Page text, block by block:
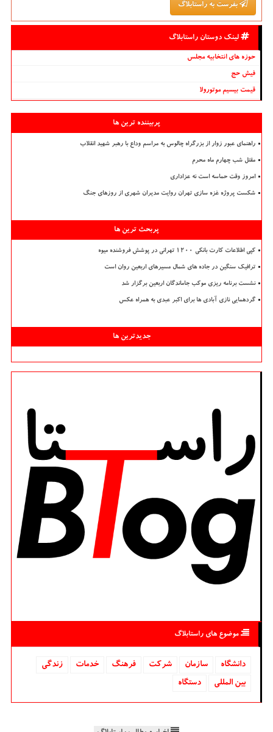
بفرست به راستابلاگ
لینک دوستان راستابلاگ
حوزه های انتخابیه مجلس
فیش حج
قیمت بیسیم موتورولا
پربیننده ترین ها
راهنمای عبور زوار از بزرگراه چالوس به مراسم وداع با رهبر شهید انقلاب
مقتل شب چهارم ماه محرم
امروز وقت حماسه است نه عزاداری
شکست پروژه غزه سازی تهران روایت مدیران شهری از روزهای جنگ
پربحث ترین ها
کپی اطلاعات کارت بانکی ۱۲۰۰ تهرانی در پوشش فروشنده میوه
ترافیک سنگین در جاده های شمال مسیرهای اربعین روان است
نشست برنامه ریزی موکب جاماندگان اربعین برگزار شد
گردهمایی نازی آبادی ها برای اکبر عبدی به همراه عکس
جدیدترین ها
موضوع های راستابلاگ
دانشگاه‌ سازمان شركت فرهنگ خدمات
زندگی
بین المللی
دستگاه